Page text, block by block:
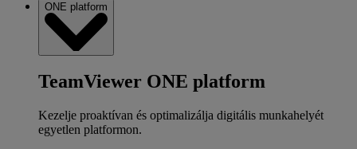
ONE platform
TeamViewer ONE platform
Kezelje proaktívan és optimalizálja digitális munkahelyét
egyetlen platformon.